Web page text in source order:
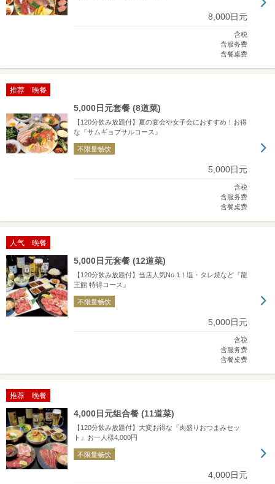
8,000日元
含税
含服务费
含餐桌费
推荐 晚餐
5,000日元套餐 (8道菜)
【120分飲み放題付】夏の宴会や女子会におすすめ！お得
な『サムギョプサルコース』
不限量畅饮
5,000日元
含税
含服务费
含餐桌费
人气 晚餐
5,000日元套餐 (12道菜)
【120分飲み放題付】当店人気No.1！塩・タレ焼など『龍
王館 特得コース』
不限量畅饮
5,000日元
含税
含服务费
含餐桌费
推荐 晚餐
4,000日元组合餐 (11道菜)
【120分飲み放題付】大変お得な『肉盛りおつまみセッ
ト』お一人様4,000円
不限量畅饮
4,000日元